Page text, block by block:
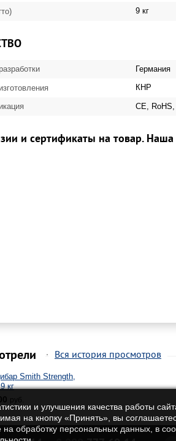
9 кг
Германия
КНР
CE,
и сертификаты на товар.
Вся история просмотров
Smith Strength,
кг
руб.
и улучшения качества работы
на кнопку «Принять», вы
на обработку персональных данных, в